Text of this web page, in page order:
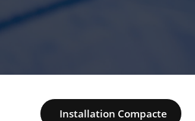
Installation Compacte